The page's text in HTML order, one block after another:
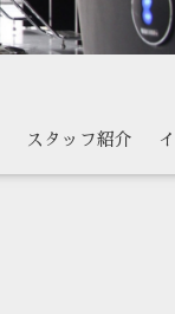
スタッフ紹介